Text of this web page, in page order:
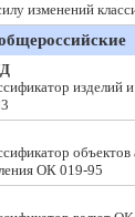
изменений
изделий
ОК 019-95